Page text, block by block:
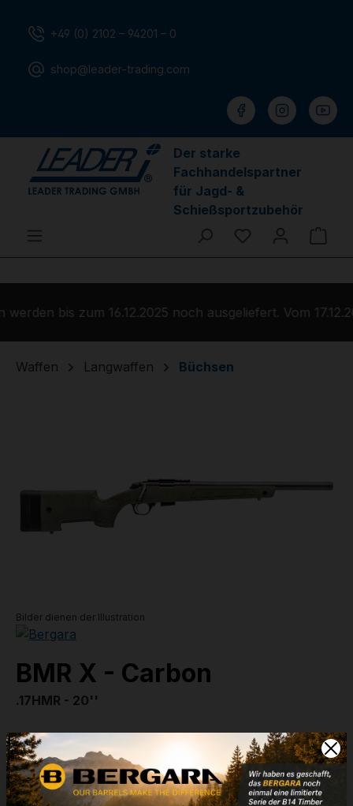
+49 (0) 2102 – 94201 – 0
shop@leader-trading.com
Der starke
Fachhandelspartner
für Jagd- &
Schießsportzubehör
Du hast 0
bis zum 16.12.2025 noch ausgeliefert. Vom
Waffen Langwaffen Büchsen
Bilder dienen der Illustration
BMR X - Carbon
.17HMR - 20''
Artikelnummer:
Weitere Informationen